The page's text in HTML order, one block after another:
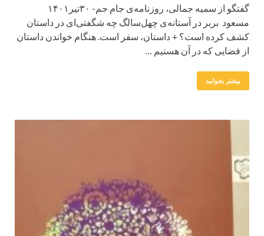
گفتگو از سمیه جمالی، روزنامه‌ی جام جم- ۳۰تیر۱۴۰۱
مسعود بربر در آستانه‌ی چهل‌سالگ چه شگفتی‌ای در داستان
کشف کرده است؟ + داستان، سفر است. هنگام خواندن داستان
از فضایی که در آن هستیم …
بیشتر بخوانید